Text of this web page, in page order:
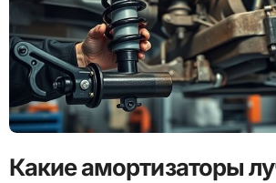
Какие амортизаторы